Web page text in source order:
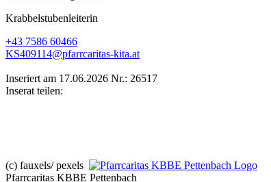
Krabbelstubenleiterin
+43 7586 60466
KS409114@pfarrcaritas-kita.at
Inseriert am 17.06.2026 Nr.: 26517
Inserat teilen:
(c) fauxels/ pexels
Pfarrcaritas KBBE Pettenbach